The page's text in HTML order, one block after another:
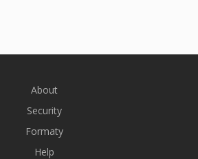
About
Security
Formaty
Help